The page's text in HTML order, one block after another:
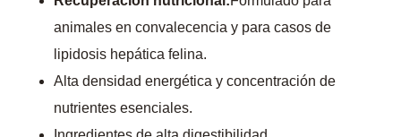
animales en convalecencia y para casos de
lipidosis hepática felina.
Alta densidad energética y concentración de
nutrientes esenciales.